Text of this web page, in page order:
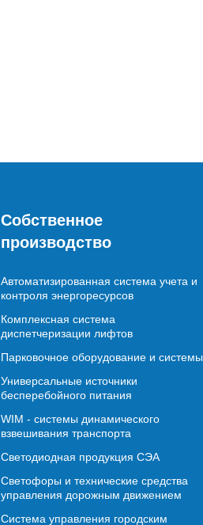
Собственное
производство
Автоматизированная система учета и
контроля энергоресурсов
Комплексная система
диспетчеризации лифтов
Парковочное оборудование и системы
Универсальные источники
бесперебойного питания
WIM - системы динамического
взвешивания транспорта
Светодиодная продукция СЭА
Светофоры и технические средства
управления дорожным движением
Система управления городским